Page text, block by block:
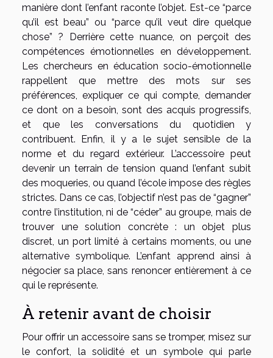
manière dont l’enfant raconte l’objet. Est-ce “parce
qu’il est beau” ou “parce qu’il veut dire quelque
chose” ? Derrière cette nuance, on perçoit des
compétences émotionnelles en développement.
Les chercheurs en éducation socio-émotionnelle
rappellent que mettre des mots sur ses
préférences, expliquer ce qui compte, demander
ce dont on a besoin, sont des acquis progressifs,
et que les conversations du quotidien y
contribuent. Enfin, il y a le sujet sensible de la
norme et du regard extérieur. L’accessoire peut
devenir un terrain de tension quand l’enfant subit
des moqueries, ou quand l’école impose des règles
strictes. Dans ce cas, l’objectif n’est pas de “gagner”
contre l’institution, ni de “céder” au groupe, mais de
trouver une solution concrète : un objet plus
discret, un port limité à certains moments, ou une
alternative symbolique. L’enfant apprend ainsi à
négocier sa place, sans renoncer entièrement à ce
qui le représente.
À retenir avant de choisir
Pour offrir un accessoire sans se tromper, misez sur
le confort, la solidité et un symbole qui parle